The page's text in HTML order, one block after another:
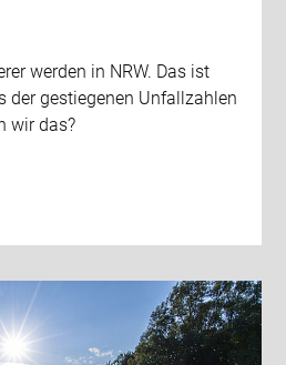
werden in NRW. Das ist
der gestiegenen Unfallzahlen
wir das?